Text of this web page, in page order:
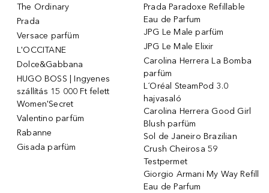
The Ordinary
Prada
Versace parfüm
L'OCCITANE
Dolce&Gabbana
HUGO BOSS | Ingyenes
szállítás 15 000 Ft felett
Women'Secret
Valentino parfüm
Rabanne
Gisada parfüm
Prada Paradoxe Refillable
Eau de Parfum
JPG Le Male parfüm
JPG Le Male Elixir
Carolina Herrera La Bomba
parfüm
L´Oréal SteamPod 3.0
hajvasaló
Carolina Herrera Good Girl
Blush parfüm
Sol de Janeiro Brazilian
Crush Cheirosa 59
Testpermet
Giorgio Armani My Way Refill
Eau de Parfum